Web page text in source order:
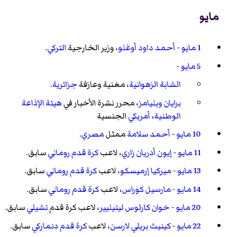
مايو
1 مايو -أحمد داود أوغلو، وزير الخارجيةالتركي.
5 مايو
-
الشابة الزهوانية، مغنية وعازفةجزائرية.
برايان ويليامز، محرر نشرة الأخبار فيهيئة الإذاعة
الوطنية،أمريكيالجنسية
10 مايو
-أحمد سلامةممثلمصري.
11 مايو
-إيون أدريان زاري، لاعبكرة قدمرومانيسابق.
13 مايو
-ميركيا إرميسكو، لاعبكرة قدمرومانيسابق.
14 مايو
-مارسيل كوراس، لاعبكرة قدمرومانيسابق.
20 مايو
-خوان كارلوس ليتيليير، لاعب كرة قدمتشيليسابق.
22 مايو
-كينيث بريلي لارسن، لاعبكرة قدمدنماركيسابق.